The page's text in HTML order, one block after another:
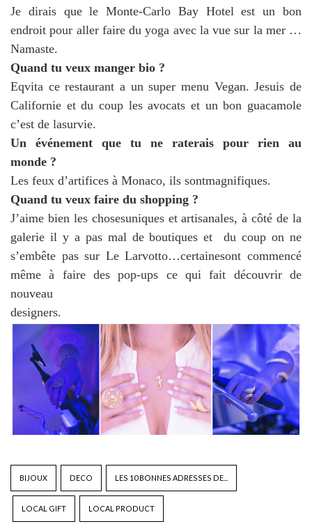
Je dirais que le Monte-Carlo Bay Hotel est un bon
endroit pour aller faire du yoga avec la vue sur la mer …
Namaste.
Quand tu veux manger bio ?
Eqvita ce restaurant a un super menu Vegan. Jesuis de
Californie et du coup les avocats et un bon guacamole
c’est de lasurvie.
Un événement que tu ne raterais pour rien au
monde ?
Les feux d’artifices à Monaco, ils sontmagnifiques.
Quand tu veux faire du shopping ?
J’aime bien les chosesuniques et artisanales, à côté de la
galerie il y a pas mal de boutiques et du coup on ne
s’embête pas sur Le Larvotto…certainesont commencé
même à faire des pop-ups ce qui fait découvrir de
nouveau
designers.
BIJOUX DECO LES 10 BONNES ADRESSES DE...
LOCAL GIFT LOCAL PRODUCT